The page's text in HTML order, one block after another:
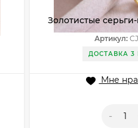
Золотистые
CJJ08152
Артикул:
ДОСТАВКА 3
Мне
-